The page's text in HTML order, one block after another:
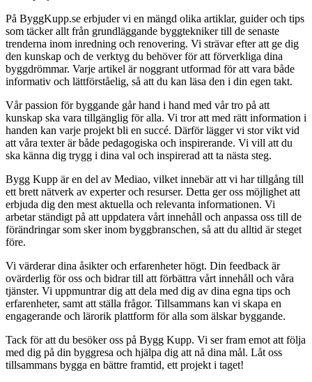
På ByggKupp.se erbjuder vi en mängd olika artiklar, guider och tips
som täcker allt från grundläggande byggtekniker till de senaste
trenderna inom inredning och renovering. Vi strävar efter att ge dig
den kunskap och de verktyg du behöver för att förverkliga dina
byggdrömmar. Varje artikel är noggrant utformad för att vara både
informativ och lättförståelig, så att du kan läsa den i din egen takt.
Vår passion för byggande går hand i hand med vår tro på att
kunskap ska vara tillgänglig för alla. Vi tror att med rätt information i
handen kan varje projekt bli en succé. Därför lägger vi stor vikt vid
att våra texter är både pedagogiska och inspirerande. Vi vill att du
ska känna dig trygg i dina val och inspirerad att ta nästa steg.
Bygg Kupp är en del av Mediao, vilket innebär att vi har tillgång till
ett brett nätverk av experter och resurser. Detta ger oss möjlighet att
erbjuda dig den mest aktuella och relevanta informationen. Vi
arbetar ständigt på att uppdatera vårt innehåll och anpassa oss till de
förändringar som sker inom byggbranschen, så att du alltid är steget
före.
Vi värderar dina åsikter och erfarenheter högt. Din feedback är
ovärderlig för oss och bidrar till att förbättra vårt innehåll och våra
tjänster. Vi uppmuntrar dig att dela med dig av dina egna tips och
erfarenheter, samt att ställa frågor. Tillsammans kan vi skapa en
engagerande och lärorik plattform för alla som älskar byggande.
Tack för att du besöker oss på Bygg Kupp. Vi ser fram emot att följa
med dig på din byggresa och hjälpa dig att nå dina mål. Låt oss
tillsammans bygga en bättre framtid, ett projekt i taget!